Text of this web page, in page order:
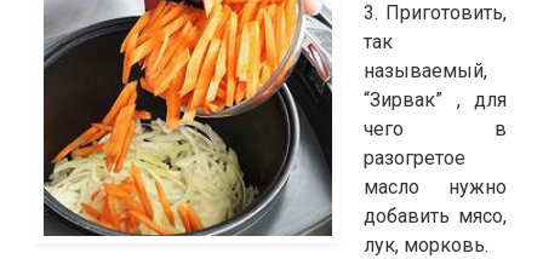
3. Приготовить,
так
называемый,
“Зирвак” , для
чего в
разогретое
масло нужно
добавить мясо,
лук, морковь.